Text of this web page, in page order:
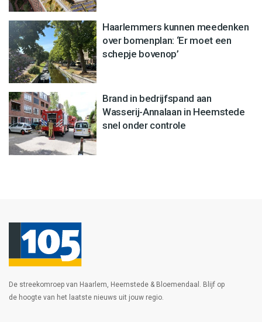
Haarlemmers kunnen meedenken
over bomenplan: ‘Er moet een
schepje bovenop’
Brand in bedrijfspand aan
Wasserij-Annalaan in Heemstede
snel onder controle
De streekomroep van Haarlem, Heemstede & Bloemendaal. Blijf op
de hoogte van het laatste nieuws uit jouw regio.